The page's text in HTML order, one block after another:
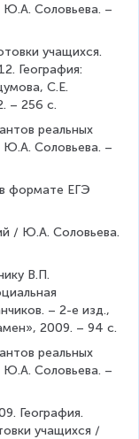
Ю.А. Соловьева. –
учащихся.
География:
С.Е.
– 256 с.
реальных
Ю.А. Соловьева. –
формате ЕГЭ
/ Ю.А. Соловьева.
В.П.
– 2-е изд.,
2009. – 94 с.
реальных
Ю.А. Соловьева. –
География.
учащихся /